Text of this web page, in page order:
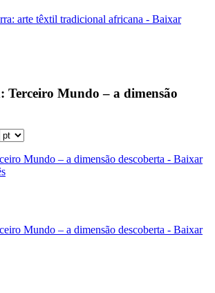
arte têxtil tradicional africana - Baixar
Terceiro Mundo – a dimensão
Mundo – a dimensão descoberta - Baixar
Mundo – a dimensão descoberta - Baixar